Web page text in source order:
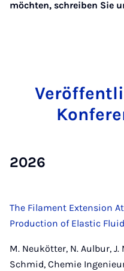
möchten, schreiben Sie
2026
The Filament Extension
Production of Elastic
M. Neukötter, N. Aulbur,
Schmid, Chemie